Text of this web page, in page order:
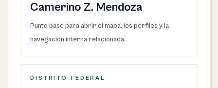
Camerino Z. Mendoza
Punto base para abrir el mapa, los perfiles y la
navegación interna relacionada.
DISTRITO FEDERAL